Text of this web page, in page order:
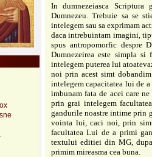
In dumnezeiasca
Dumnezeu. Trebuie sa se
intelegem sau saexprimam
daca intrebuintam imagini,
spus antropomorfic despre
Dumnezeirea este simpla
intelegem puterea lui
noi prin acest simt
intelegem capacitatea lui de
imbunam fata de acei care
prin grai intelegem
gandurile noastre intime prin
vointa lui, caci noi,prin
facultatea Lui de a primi
textului editiei din MG,
primim mireasma cea buna.